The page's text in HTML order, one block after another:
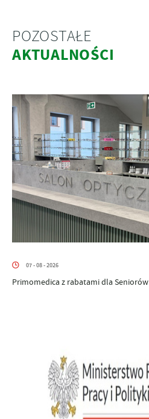
POZOSTAŁE
AKTUALNOŚCI
07 - 08 - 2026
Primomedica z rabatami dla Seniorów